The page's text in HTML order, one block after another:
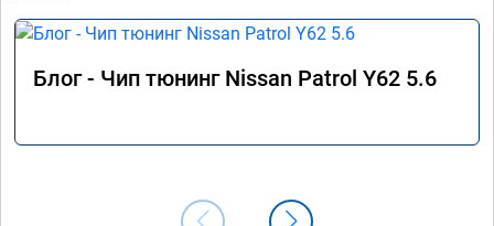
Блог - Чип тюнинг Nissan Patrol Y62 5.6